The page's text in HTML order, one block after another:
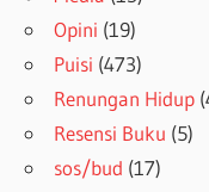
Opini (19)
Puisi (473)
Renungan Hidup
Resensi Buku (5)
sos/bud (17)